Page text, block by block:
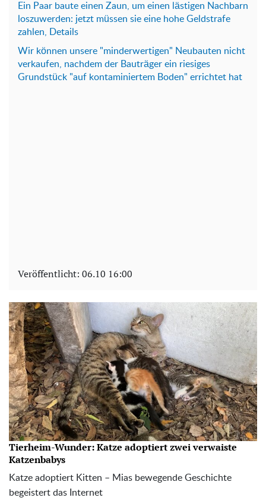
Ein Paar baute einen Zaun, um einen lästigen Nachbarn
loszuwerden: jetzt müssen sie eine hohe Geldstrafe
zahlen, Details
Wir können unsere "minderwertigen" Neubauten nicht
verkaufen, nachdem der Bauträger ein riesiges
Grundstück "auf kontaminiertem Boden" errichtet hat
Veröffentlicht: 06.10 16:00
Tierheim-Wunder: Katze adoptiert zwei verwaiste
Katzenbabys
Katze adoptiert Kitten – Mias bewegende Geschichte
begeistert das Internet